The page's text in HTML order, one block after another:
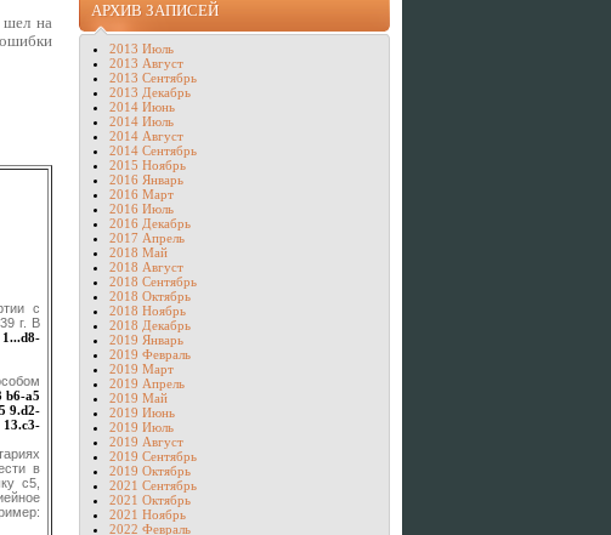
шел на
с
г. В
1...d8-
b6-a5
9.d2-
13.c3-
в
с5,
АРХИВ ЗАПИСЕЙ
2013 Июль
2013 Август
2013 Сентябрь
2013 Декабрь
2014 Июнь
2014 Июль
2014 Август
2014 Сентябрь
2015 Ноябрь
2016 Январь
2016 Март
2016 Июль
2016 Декабрь
2017 Апрель
2018 Май
2018 Август
2018 Сентябрь
2018 Октябрь
2018 Ноябрь
2018 Декабрь
2019 Январь
2019 Февраль
2019 Март
2019 Апрель
2019 Май
2019 Июнь
2019 Июль
2019 Август
2019 Сентябрь
2019 Октябрь
2021 Сентябрь
2021 Октябрь
2021 Ноябрь
2022 Февраль